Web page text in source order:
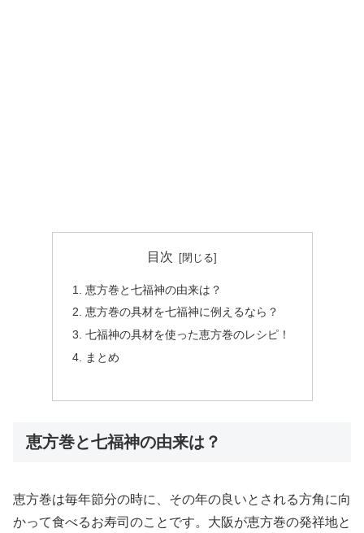
目次
恵方巻と七福神の由来は？
恵方巻の具材を七福神に例えるなら？
七福神の具材を使った恵方巻のレシピ！
まとめ
恵方巻と七福神の由来は？
恵方巻は毎年節分の時に、その年の良いとされる方角に向
かって食べるお寿司のことです。大阪が恵方巻の発祥地と